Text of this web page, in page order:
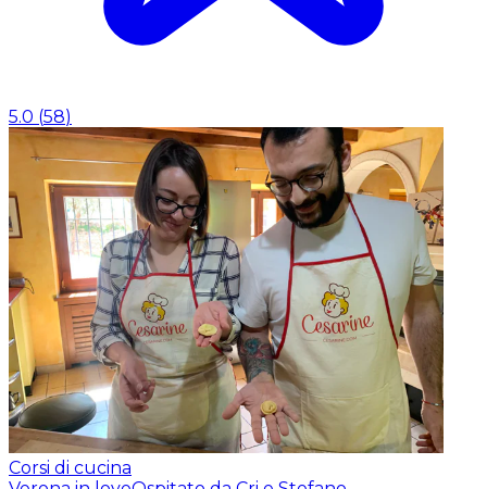
5.0 (58)
Corsi di cucina